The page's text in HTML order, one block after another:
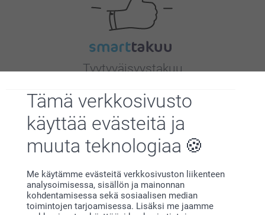
Tämä verkkosivusto
käyttää evästeitä ja
muuta teknologiaa
Me käytämme evästeitä verkkosivuston liikenteen
analysoimisessa, sisällön ja mainonnan
kohdentamisessa sekä sosiaalisen median
toimintojen tarjoamisessa. Lisäksi me jaamme
Tyytyväisyystakuu
Bonusta kaikista tilauksista